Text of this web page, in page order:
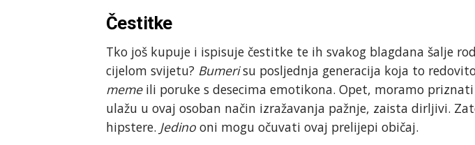
Čestitke
Tko još kupuje i ispisuje čestitke te ih svakog blagdana šalje
cijelom svijetu? Bumerisu posljednja generacija koja to
meme ili poruke s desecima emotikona. Opet, moramo
ulažu u ovaj osoban način izražavanja pažnje, zaista dirljivi.
hipstere. Jedino oni mogu očuvati ovaj prelijepi običaj.